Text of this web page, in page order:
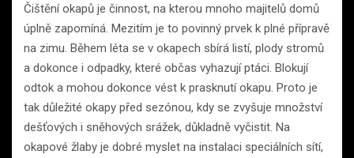
Čištění okapů je činnost, na kterou mnoho majitelů domů
úplně zapomíná. Mezitím je to povinný prvek k plné přípravě
na zimu. Během léta se v okapech sbírá listí, plody stromů
a dokonce i odpadky, které občas vyhazují ptáci. Blokují
odtok a mohou dokonce vést k prasknutí okapu. Proto je
tak důležité okapy před sezónou, kdy se zvyšuje množství
dešťových i sněhových srážek, důkladně vyčistit. Na
okapové žlaby je dobré myslet na instalaci speciálních sítí,